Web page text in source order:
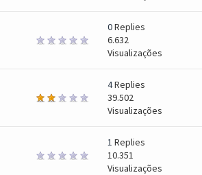
0Replies
6.632
Visualizações
4Replies
39.502
Visualizações
1 Replies
10.351
Visualizações